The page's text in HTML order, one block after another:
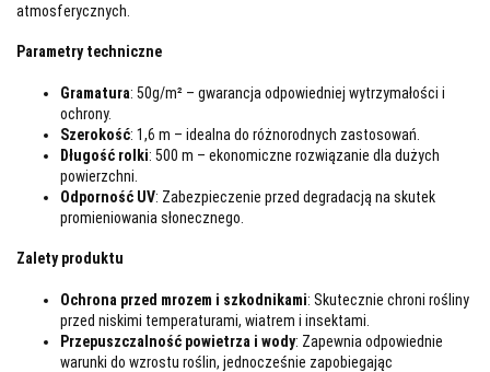
atmosferycznych.
Parametry techniczne
Gramatura: 50g/m² – gwarancja odpowiedniej wytrzymałości i
ochrony.
Szerokość: 1,6 m – idealna do różnorodnych zastosowań.
Długość rolki: 500 m – ekonomiczne rozwiązanie dla dużych
powierzchni.
Odporność UV: Zabezpieczenie przed degradacją na skutek
promieniowania słonecznego.
Zalety produktu
Ochrona przed mrozem i szkodnikami: Skutecznie chroni rośliny
przed niskimi temperaturami, wiatrem i insektami.
Przepuszczalność powietrza i wody: Zapewnia odpowiednie
warunki do wzrostu roślin, jednocześnie zapobiegając